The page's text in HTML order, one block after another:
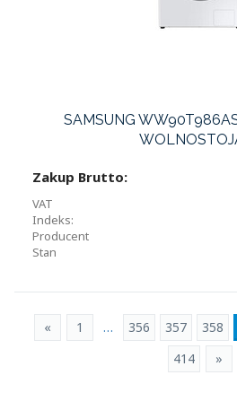
SAMSUNG
Zakup Brutto:
VAT
Indeks:
Producent
Stan
« 1 … 356 357 358
414
»